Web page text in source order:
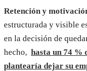
Retención y
estructurada y visible
en la decisión de
hecho, hasta un 74 %
plantearía dejar su